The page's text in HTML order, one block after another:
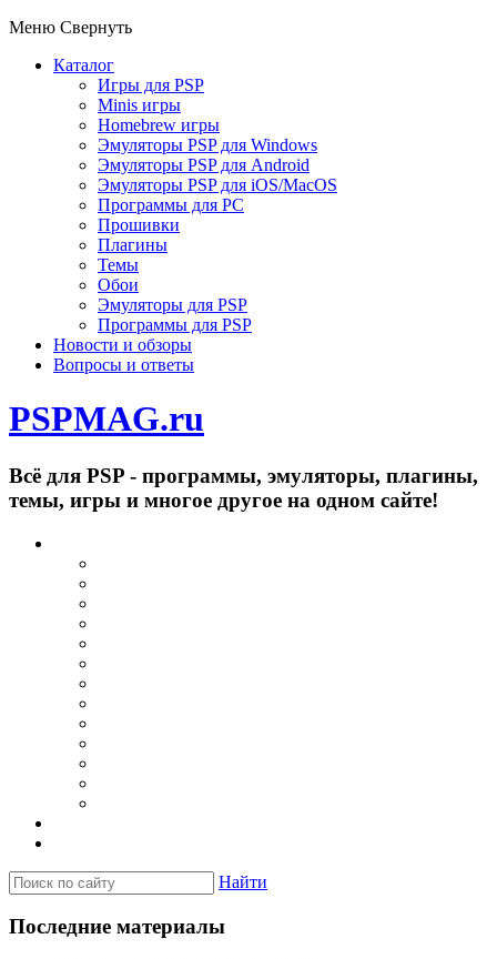
Меню Свернуть
Каталог
Игры для PSP
Minis игры
Homebrew игры
Эмуляторы PSP для Windows
Эмуляторы PSP для Android
Эмуляторы PSP для iOS/MacOS
Программы для PC
Прошивки
Плагины
Темы
Обои
Эмуляторы для PSP
Программы для PSP
Новости и обзоры
Вопросы и ответы
PSPMAG.ru
Всё для PSP - программы, эмуляторы, плагины,
темы, игры и многое другое на одном сайте!
Найти
Последние материалы